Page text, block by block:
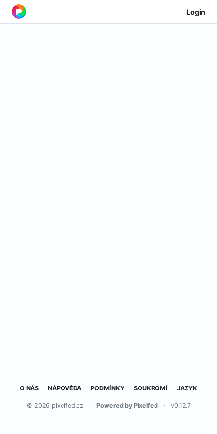
Login
O NÁS NÁPOVĚDA PODMÍNKY SOUKROMÍ JAZYK
© 2026 pixelfed.cz · Powered by Pixelfed · v0.12.7